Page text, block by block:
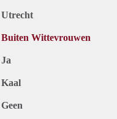
Utrecht
Buiten Wittevrouwen
Ja
Kaal
Geen